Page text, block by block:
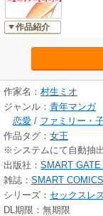
作品紹介
作家名： 村生ミオ
ジャンル： 青年マンガ
恋愛 / ファミリー・
作品タグ： 女王
※システムにて自動抽
出版社： SMART GATE
雑誌： SMART COMICS
シリーズ： セックスレ
DL期限：無期限